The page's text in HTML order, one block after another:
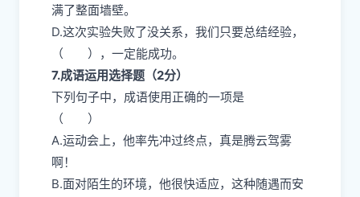
满了整面墙壁。
D.这次实验失败了没关系，我们只要总结经验，
（ ），一定能成功。
7.成语运用选择题（2分）
下列句子中，成语使用正确的一项是
（ ）
A.运动会上，他率先冲过终点，真是腾云驾雾
啊！
B.面对陌生的环境，他很快适应，这种随遇而安